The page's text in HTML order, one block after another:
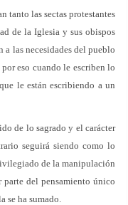
tanto las sectas protestantes
de la Iglesia y sus obispos
a las necesidades del pueblo
eso cuando le escriben lo
le están escribiendo a un
de lo sagrado y el carácter
seguirá siendo como lo
de la manipulación
del pensamiento único
se ha sumado.